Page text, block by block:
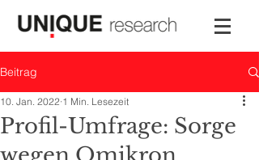
Beitrag
Profil-Umfrage: Sorge
10. Jan. 2022 1 Min. Lesezeit